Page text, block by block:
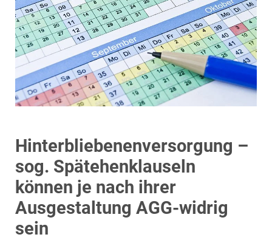
Hinterbliebenenversorgung –
sog. Spätehenklauseln
können je nach ihrer
Ausgestaltung AGG-widrig
sein